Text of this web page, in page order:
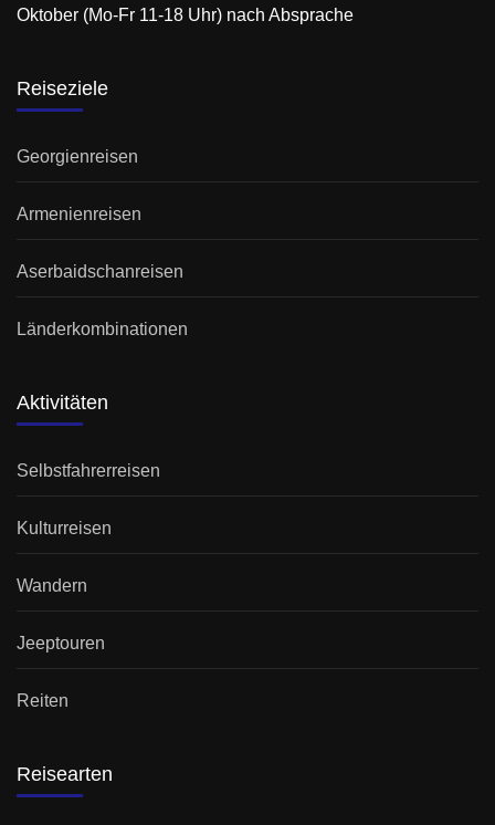
Oktober (Mo-Fr 11-18 Uhr) nach Absprache
Reiseziele
Georgienreisen
Armenienreisen
Aserbaidschanreisen
Länderkombinationen
Aktivitäten
Selbstfahrerreisen
Kulturreisen
Wandern
Jeeptouren
Reiten
Reisearten